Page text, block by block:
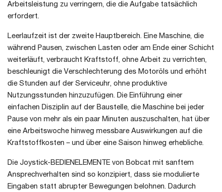
Arbeitsleistung zu verringern, die die Aufgabe tatsächlich
erfordert.
Leerlaufzeit ist der zweite Hauptbereich. Eine Maschine, die
während Pausen, zwischen Lasten oder am Ende einer Schicht
weiterläuft, verbraucht Kraftstoff, ohne Arbeit zu verrichten,
beschleunigt die Verschlechterung des Motoröls und erhöht
die Stunden auf der Serviceuhr, ohne produktive
Nutzungsstunden hinzuzufügen. Die Einführung einer
einfachen Disziplin auf der Baustelle, die Maschine bei jeder
Pause von mehr als ein paar Minuten auszuschalten, hat über
eine Arbeitswoche hinweg messbare Auswirkungen auf die
Kraftstoffkosten – und über eine Saison hinweg erhebliche.
Die Joystick-BEDIENELEMENTE von Bobcat mit sanftem
Ansprechverhalten sind so konzipiert, dass sie modulierte
Eingaben statt abrupter Bewegungen belohnen. Dadurch